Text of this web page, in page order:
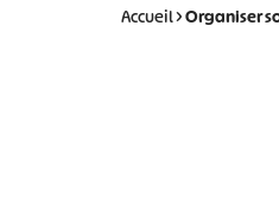
Accueil>Organiser